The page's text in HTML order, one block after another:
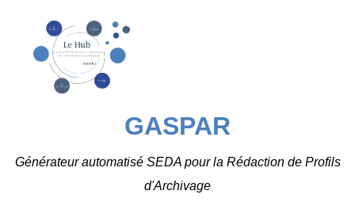
GASPAR
Générateur automatisé SEDA pour la Rédaction de Profils
d'Archivage